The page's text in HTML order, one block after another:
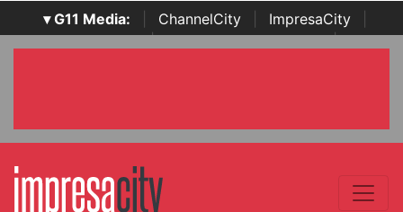
▾ G11 Media: ChannelCity ImpresaCity
SecurityOpenLab | Italian Channel Awards | Italian